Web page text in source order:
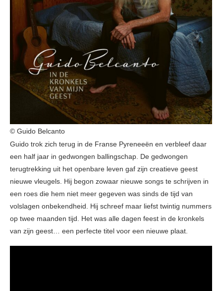
© Guido Belcanto
Guido trok zich terug in de Franse Pyreneeën en verbleef daar
een half jaar in gedwongen ballingschap. De gedwongen
terugtrekking uit het openbare leven gaf zijn creatieve geest
nieuwe vleugels. Hij begon zowaar nieuwe songs te schrijven in
een roes die hem niet meer gegeven was sinds de tijd van
volslagen onbekendheid. Hij schreef maar liefst twintig nummers
op twee maanden tijd. Het was alle dagen feest in de kronkels
van zijn geest… een perfecte titel voor een nieuwe plaat.